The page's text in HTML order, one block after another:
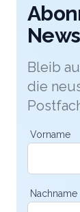
Bleib
die
Vorname
Nachname